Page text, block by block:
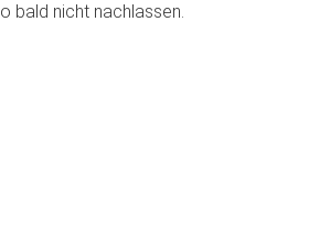
bald nicht nachlassen.